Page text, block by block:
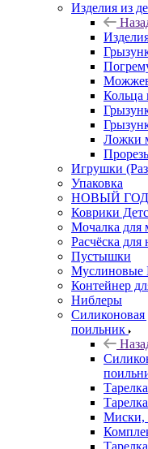
Изделия из
Кольца
Ложки
Игрушки
Упаковка
НОВЫЙ ГОД
Коврики
Мочалка для
Расчёска
Пустышки
Муслиновые
Контейнер
Ниблеры
Силиконовая
поильник